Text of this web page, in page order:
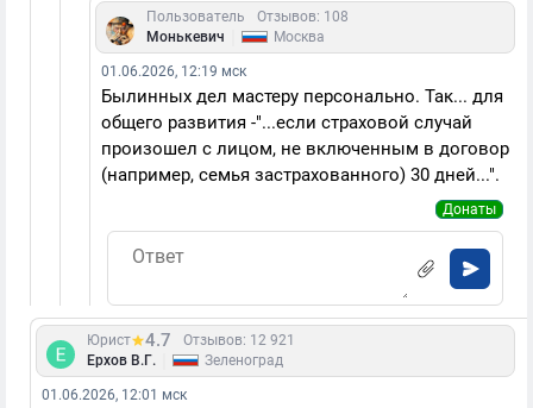
Пользователь
Отзывов: 108
Монькевич
Москва
01.06.2026, 12:19 мск
Былинных дел мастеру персонально. Так... для
общего развития -"...если страховой случай
произошел с лицом, не включенным в договор
(например, семья застрахованного) 30 дней...".
Донаты
Юрист 4.7
Отзывов: 12 921
Ерхов В.Г.
Зеленоград
01.06.2026, 12:01 мск